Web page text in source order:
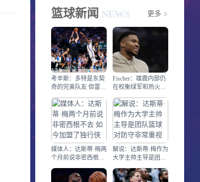
篮球新闻 NEWS 更多
考辛斯：多特是东契
奇的完美队友 但雷霆
Fischer：雄鹿内部仍
在权衡绿军和热火关
媒体人：达斯蒂·梅两
个月前说非密西根不
解说：达斯蒂·梅作为
大学主帅主导是团队